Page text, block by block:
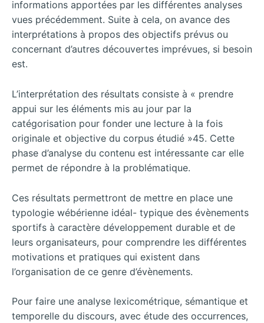
informations apportées par les différentes analyses
vues précédemment. Suite à cela, on avance des
interprétations à propos des objectifs prévus ou
concernant d’autres découvertes imprévues, si besoin
est.
L’interprétation des résultats consiste à « prendre
appui sur les éléments mis au jour par la
catégorisation pour fonder une lecture à la fois
originale et objective du corpus étudié »45. Cette
phase d’analyse du contenu est intéressante car elle
permet de répondre à la problématique.
Ces résultats permettront de mettre en place une
typologie wébérienne idéal- typique des évènements
sportifs à caractère développement durable et de
leurs organisateurs, pour comprendre les différentes
motivations et pratiques qui existent dans
l’organisation de ce genre d’évènements.
Pour faire une analyse lexicométrique, sémantique et
temporelle du discours, avec étude des occurrences,